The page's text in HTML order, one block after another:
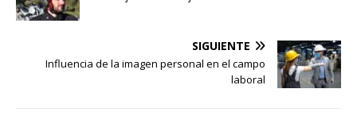
SIGUIENTE
Influencia de la imagen personal en el campo
laboral